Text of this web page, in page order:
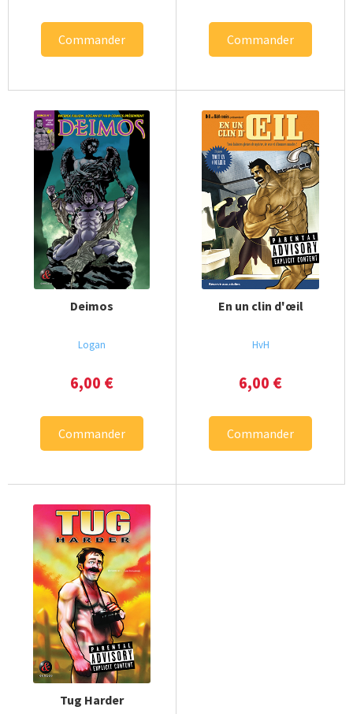
Commander Commander
Deimos
Logan
6,00 €
Commander
En un clin d'œil
HvH
6,00 €
Commander
Tug Harder